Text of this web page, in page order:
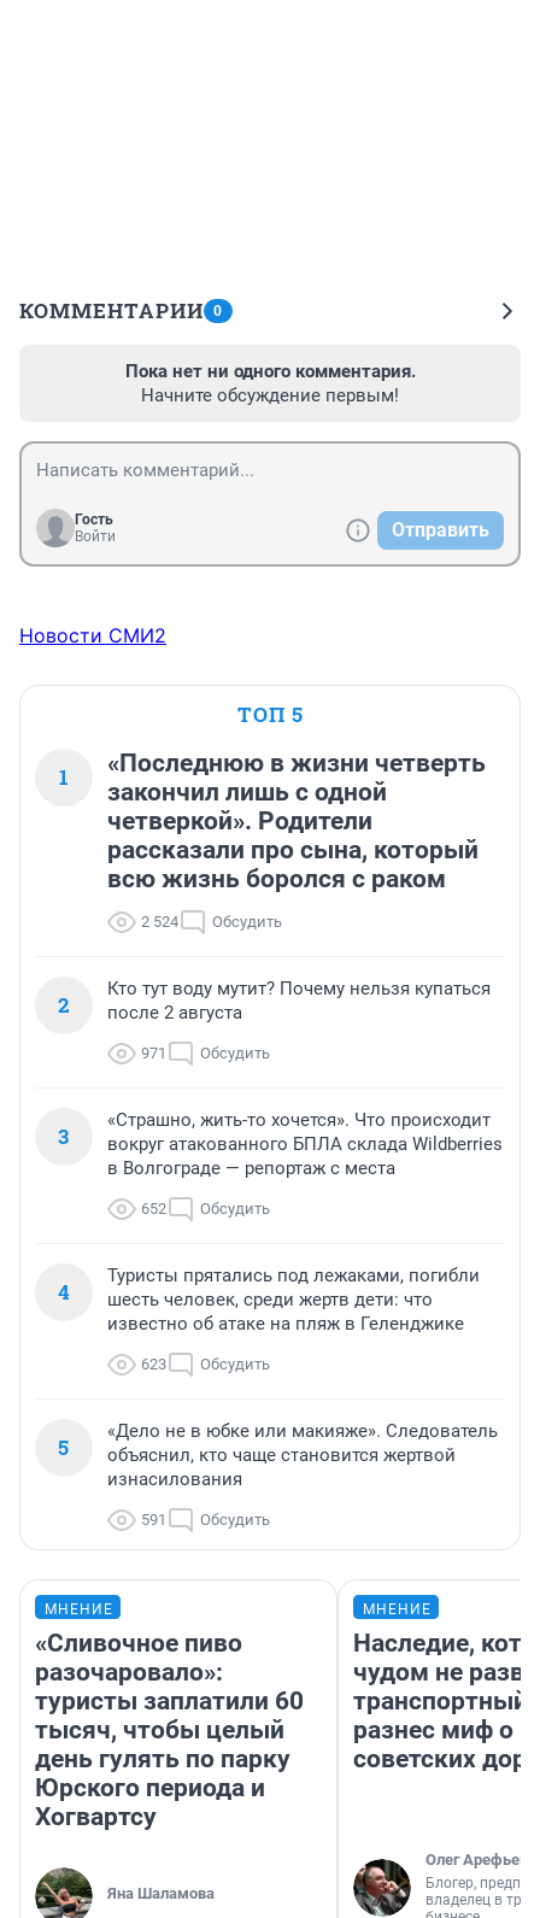
КОММЕНТАРИИ 0
Пока нет ни одного комментария.
Начните обсуждение первым!
Гость
Войти
Отправить
Новости СМИ2
ТОП 5
1
«Последнюю в жизни четверть
закончил лишь с одной
четверкой». Родители
рассказали про сына, который
всю жизнь боролся с раком
2 524 Обсудить
2
Кто тут воду мутит? Почему нельзя купаться
после 2 августа
971 Обсудить
3
«Страшно, жить-то хочется». Что происходит
вокруг атакованного БПЛА склада Wildberries
в Волгограде — репортаж с места
652 Обсудить
4
Туристы прятались под лежаками, погибли
шесть человек, среди жертв дети: что
известно об атаке на пляж в Геленджике
623 Обсудить
5
«Дело не в юбке или макияже». Следователь
объяснил, кто чаще становится жертвой
изнасилования
591 Обсудить
МНЕНИЕ
«Сливочное пиво
разочаровало»:
туристы заплатили 60
тысяч, чтобы целый
день гулять по парку
Юрского периода и
Хогвартсу
Яна Шаламова
МНЕНИЕ
Наследие,
чудом не
транспортный
разнес миф о
советских
Олег Арефьев
Блогер,
владелец в